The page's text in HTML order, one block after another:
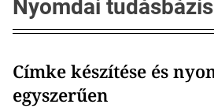
Nyomdai
Címke készítése és
egyszerűen